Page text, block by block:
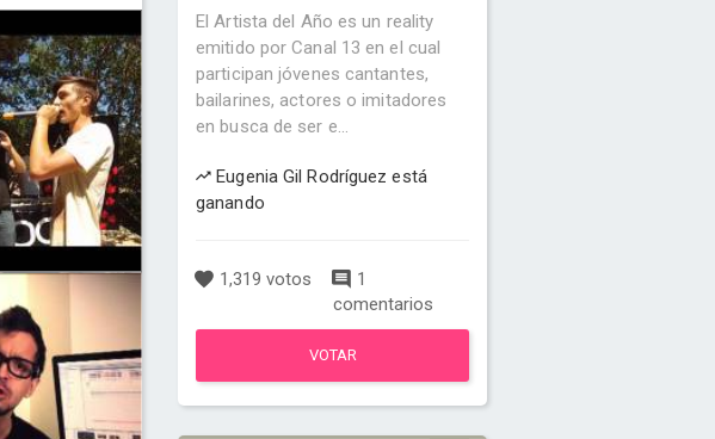
El Artista del Año es un reality
emitido por Canal 13 en el cual
participan jóvenes cantantes,
bailarines, actores o imitadores
en busca de ser e...
Eugenia Gil Rodríguez está
ganando
1,319 votos
1
comentarios
VOTAR